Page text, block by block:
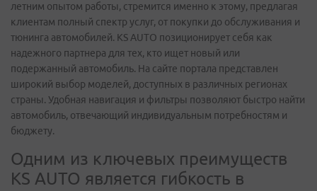
летним опытом работы, стремится именно к этому, предлагая
клиентам полный спектр услуг, от покупки до обслуживания и
тюнинга автомобилей. KS AUTO позиционирует себя как
надежного партнера для тех, кто ищет новый или
подержанный автомобиль. На сайте портала представлен
широкий выбор моделей, доступных в различных регионах
страны. Удобная навигация и фильтры позволяют быстро найти
автомобиль, отвечающий индивидуальным потребностям и
бюджету.
Одним из ключевых преимуществ
KS AUTO является гибкость в